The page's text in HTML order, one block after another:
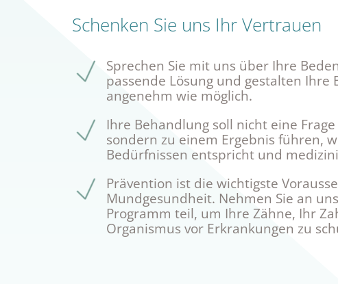
Schenken Sie uns Ihr Vertrauen
Sprechen Sie mit uns über Ihre
passende Lösung und gestalten Ihre
angenehm wie möglich.
Ihre Behandlung soll nicht eine
sondern zu einem Ergebnis führen,
Bedürfnissen entspricht und
Prävention ist die wichtigste
Mundgesundheit. Nehmen Sie an
Programm teil, um Ihre Zähne, Ihr
Organismus vor Erkrankungen zu